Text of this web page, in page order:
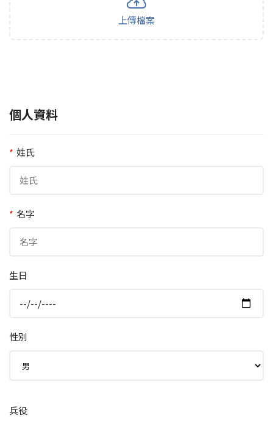
上傳檔案
個人資料
* 姓氏
* 名字
生日
性別
兵役